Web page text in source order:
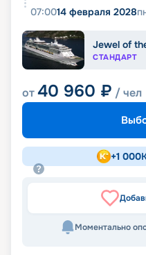
07:0014 февраля 2028
Jewel of
СТАНДАРТ
от40 960 ₽ / чел
+1 000
Моментально